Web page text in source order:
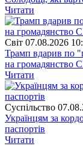
Читати
Свiт 07.08.2026
Трамп вдарив по
на громадянство
Читати
Суспiльство
Українцям за
паспортів
Читати